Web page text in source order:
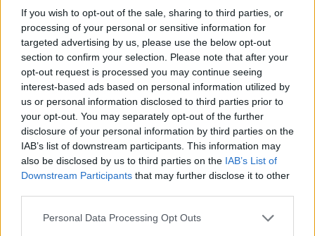
If you wish to opt-out of the sale, sharing to third parties, or
processing of your personal or sensitive information for
targeted advertising by us, please use the below opt-out
section to confirm your selection. Please note that after your
opt-out request is processed you may continue seeing
interest-based ads based on personal information utilized by
us or personal information disclosed to third parties prior to
your opt-out. You may separately opt-out of the further
disclosure of your personal information by third parties on the
IAB’s list of downstream participants. This information may
also be disclosed by us to third parties on the IAB’s List of
Downstream Participants that may further disclose it to other
Personal Data Processing Opt Outs